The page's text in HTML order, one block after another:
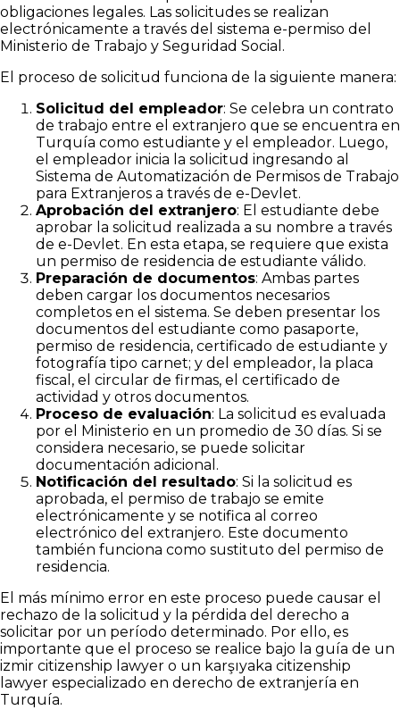
obligaciones legales. Las solicitudes se realizan
electrónicamente a través del sistema e-permiso del
Ministerio de Trabajo y Seguridad Social.
El proceso de solicitud funciona de la siguiente manera:
Solicitud del empleador: Se celebra un contrato
de trabajo entre el extranjero que se encuentra en
Turquía como estudiante y el empleador. Luego,
el empleador inicia la solicitud ingresando al
Sistema de Automatización de Permisos de Trabajo
para Extranjeros a través de e-Devlet.
Aprobación del extranjero: El estudiante debe
aprobar la solicitud realizada a su nombre a través
de e-Devlet. En esta etapa, se requiere que exista
un permiso de residencia de estudiante válido.
Preparación de documentos: Ambas partes
deben cargar los documentos necesarios
completos en el sistema. Se deben presentar los
documentos del estudiante como pasaporte,
permiso de residencia, certificado de estudiante y
fotografía tipo carnet; y del empleador, la placa
fiscal, el circular de firmas, el certificado de
actividad y otros documentos.
Proceso de evaluación: La solicitud es evaluada
por el Ministerio en un promedio de 30 días. Si se
considera necesario, se puede solicitar
documentación adicional.
Notificación del resultado: Si la solicitud es
aprobada, el permiso de trabajo se emite
electrónicamente y se notifica al correo
electrónico del extranjero. Este documento
también funciona como sustituto del permiso de
residencia.
El más mínimo error en este proceso puede causar el
rechazo de la solicitud y la pérdida del derecho a
solicitar por un período determinado. Por ello, es
importante que el proceso se realice bajo la guía de un
izmir citizenship lawyer o un karşıyaka citizenship
lawyer especializado en derecho de extranjería en
Turquía.